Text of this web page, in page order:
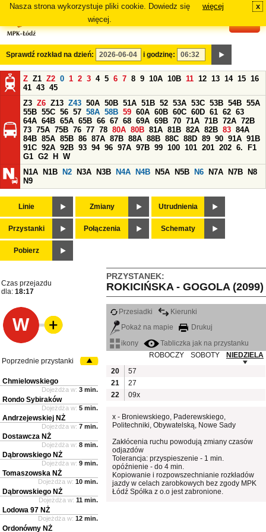
Nasza strona wykorzystuje pliki cookie. Dowiedz się
więcej.
więcej x
Sprawdź rozkład na dzień: i godzinę:
Z Z1 Z2 0 1 2 3 4 5 6 7 8 9 10A 10B 11 12 13 14 15 16
41 43 45
Z3 Z6 Z13 Z43 50A 50B 51A 51B 52 53A 53C 53B 54B 55A
55B 55C 56 57 58A 58B 59 60A 60B 60C 60D 61 62 63
64A 64B 65A 65B 66 67 68 69A 69B 70 71A 71B 72A 72B
73 75A 75B 76 77 78 80A 80B 81A 81B 82A 82B 83 84A
84B 85A 85B 86 87A 87B 88A 88B 88C 88D 89 90 91A 91B
91C 92A 92B 93 94 96 97A 97B 99 100 101 201 202 6.
F1
G1 G2 H
W
N1A
N1B N2 N3A N3B N4A N4B N5A N5B N6 N7A N7B
N8
N9
Linie Zmiany Utrudnienia
Przystanki Połączenia Schematy
Pobierz
PRZYSTANEK:
ROKICIŃSKA - GOGOLA (2099)
Czas przejazdu
dla: 18:17
W
Przesiadki
Kierunki
Pokaż na mapie
Drukuj
ikony
Tabliczka jak na przystanku
ROBOCZY
SOBOTY
NIEDZIELA
20
57
21
27
22
09x
x - Broniewskiego, Paderewskiego,
Politechniki, Obywatelską, Nowe Sady
Zakłócenia ruchu powodują zmiany czasów
odjazdów
Tolerancja: przyspieszenie - 1 min.
opóźnienie - do 4 min.
Kopiowanie i rozpowszechnianie rozkładów
jazdy w celach zarobkowych bez zgody MPK
Łódź Spółka z o.o jest zabronione.
Poprzednie przystanki
Chmielowskiego
Dojeżdża w: 3 min.
Rondo Sybiraków
Dojeżdża w: 5 min.
Andrzejewskiej NŻ
Dojeżdża w: 7 min.
Dostawcza NŻ
Dojeżdża w: 8 min.
Dąbrowskiego NŻ
Dojeżdża w: 9 min.
Tomaszowska NŻ
Dojeżdża w: 10 min.
Dąbrowskiego NŻ
Dojeżdża w: 11 min.
Lodowa 97 NŻ
Dojeżdża w: 12 min.
Ordonówny NŻ